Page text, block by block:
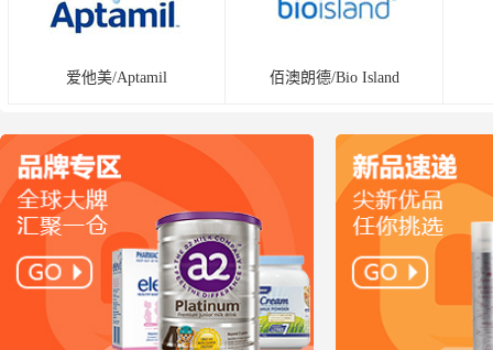
爱他美/Aptamil 佰澳朗德/Bio Island